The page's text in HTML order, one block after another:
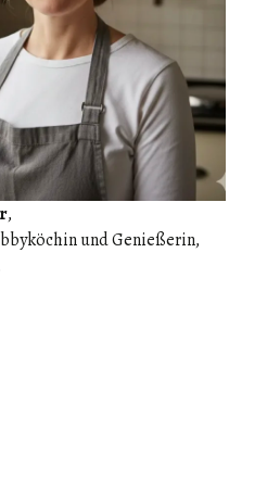
,
und Genießerin,